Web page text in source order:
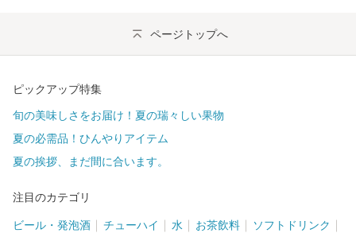
ページトップへ
ピックアップ特集
旬の美味しさをお届け！夏の瑞々しい果物
夏の必需品！ひんやりアイテム
夏の挨拶、まだ間に合います。
注目のカテゴリ
ビール・発泡酒 チューハイ 水 お茶飲料 ソフトドリンク